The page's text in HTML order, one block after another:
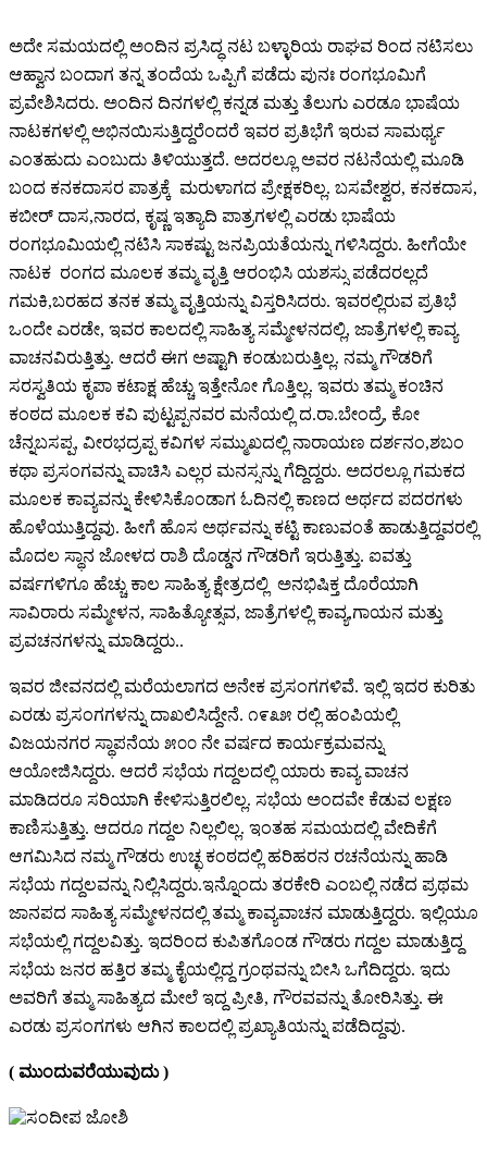
ಅದೇ ಸಮಯದಲ್ಲಿ ಅಂದಿನ ಪ್ರಸಿದ್ಧ ನಟ ಬಳ್ಳಾರಿಯ ರಾಘವ ರಿಂದ ನಟಿಸಲು
ಆಹ್ವಾನ ಬಂದಾಗ ತನ್ನ ತಂದೆಯ ಒಪ್ಪಿಗೆ ಪಡೆದು ಪುನಃ ರಂಗಭೂಮಿಗೆ
ಪ್ರವೇಶಿಸಿದರು. ಅಂದಿನ ದಿನಗಳಲ್ಲಿ ಕನ್ನಡ ಮತ್ತು ತೆಲುಗು ಎರಡೂ ಭಾಷೆಯ
ನಾಟಕಗಳಲ್ಲಿ ಅಭಿನಯಿಸುತ್ತಿದ್ದರೆಂದರೆ ಇವರ ಪ್ರತಿಭೆಗೆ ಇರುವ ಸಾಮರ್ಥ್ಯ
ಎಂತಹುದು ಎಂಬುದು ತಿಳಿಯುತ್ತದೆ. ಅದರಲ್ಲೂ ಅವರ ನಟನೆಯಲ್ಲಿ ಮೂಡಿ
ಬಂದ ಕನಕದಾಸರ ಪಾತ್ರಕ್ಕೆ ಮರುಳಾಗದ ಪ್ರೇಕ್ಷಕರಿಲ್ಲ. ಬಸವೇಶ್ವರ, ಕನಕದಾಸ,
ಕಬೀರ್ ದಾಸ,ನಾರದ, ಕೃಷ್ಣ ಇತ್ಯಾದಿ ಪಾತ್ರಗಳಲ್ಲಿ ಎರಡು ಭಾಷೆಯ
ರಂಗಭೂಮಿಯಲ್ಲಿ ನಟಿಸಿ ಸಾಕಷ್ಟು ಜನಪ್ರಿಯತೆಯನ್ನು ಗಳಿಸಿದ್ದರು. ಹೀಗೆಯೇ
ನಾಟಕ ರಂಗದ ಮೂಲಕ ತಮ್ಮ ವೃತ್ತಿ ಆರಂಭಿಸಿ ಯಶಸ್ಸು ಪಡೆದರಲ್ಲದೆ
ಗಮಕಿ,ಬರಹದ ತನಕ ತಮ್ಮ ವೃತ್ತಿಯನ್ನು ವಿಸ್ತರಿಸಿದರು. ಇವರಲ್ಲಿರುವ ಪ್ರತಿಭೆ
ಒಂದೇ ಎರಡೇ, ಇವರ ಕಾಲದಲ್ಲಿ ಸಾಹಿತ್ಯ ಸಮ್ಮೇಳನದಲ್ಲಿ, ಜಾತ್ರೆಗಳಲ್ಲಿ ಕಾವ್ಯ
ವಾಚನವಿರುತ್ತಿತ್ತು. ಆದರೆ ಈಗ ಅಷ್ಟಾಗಿ ಕಂಡುಬರುತ್ತಿಲ್ಲ. ನಮ್ಮ ಗೌಡರಿಗೆ
ಸರಸ್ವತಿಯ ಕೃಪಾ ಕಟಾಕ್ಷ ಹೆಚ್ಚು ಇತ್ತೇನೋ ಗೊತ್ತಿಲ್ಲ. ಇವರು ತಮ್ಮ ಕಂಚಿನ
ಕಂಠದ ಮೂಲಕ ಕವಿ ಪುಟ್ಟಪ್ಪನವರ ಮನೆಯಲ್ಲಿ ದ.ರಾ.ಬೇಂದ್ರೆ, ಕೋ
ಚೆನ್ನಬಸಪ್ಪ, ವೀರಭದ್ರಪ್ಪ ಕವಿಗಳ ಸಮ್ಮುಖದಲ್ಲಿ ನಾರಾಯಣ ದರ್ಶನಂ,ಶಬಂ
ಕಥಾ ಪ್ರಸಂಗವನ್ನು ವಾಚಿಸಿ ಎಲ್ಲರ ಮನಸ್ಸನ್ನು ಗೆದ್ದಿದ್ದರು. ಅದರಲ್ಲೂ ಗಮಕದ
ಮೂಲಕ ಕಾವ್ಯವನ್ನು ಕೇಳಿಸಿಕೊಂಡಾಗ ಓದಿನಲ್ಲಿ ಕಾಣದ ಅರ್ಥದ ಪದರಗಳು
ಹೊಳೆಯುತ್ತಿದ್ದವು. ಹೀಗೆ ಹೊಸ ಅರ್ಥವನ್ನು ಕಟ್ಟಿ ಕಾಣುವಂತೆ ಹಾಡುತ್ತಿದ್ದವರಲ್ಲಿ
ಮೊದಲ ಸ್ಥಾನ ಜೋಳದ ರಾಶಿ ದೊಡ್ಡನ ಗೌಡರಿಗೆ ಇರುತ್ತಿತ್ತು. ಐವತ್ತು
ವರ್ಷಗಳಿಗೂ ಹೆಚ್ಚು ಕಾಲ ಸಾಹಿತ್ಯ ಕ್ಷೇತ್ರದಲ್ಲಿ ಅನಭಿಷಿಕ್ತ ದೊರೆಯಾಗಿ
ಸಾವಿರಾರು ಸಮ್ಮೇಳನ, ಸಾಹಿತ್ಯೋತ್ಸವ, ಜಾತ್ರೆಗಳಲ್ಲಿ ಕಾವ್ಯ,ಗಾಯನ ಮತ್ತು
ಪ್ರವಚನಗಳನ್ನು ಮಾಡಿದ್ದರು..
ಇವರ ಜೀವನದಲ್ಲಿ ಮರೆಯಲಾಗದ ಅನೇಕ ಪ್ರಸಂಗಗಳಿವೆ. ಇಲ್ಲಿ ಇದರ ಕುರಿತು
ಎರಡು ಪ್ರಸಂಗಗಳನ್ನು ದಾಖಲಿಸಿದ್ದೇನೆ. ೧೯೩೫ ರಲ್ಲಿ ಹಂಪಿಯಲ್ಲಿ
ವಿಜಯನಗರ ಸ್ಥಾಪನೆಯ ೫೦೦ ನೇ ವರ್ಷದ ಕಾರ್ಯಕ್ರಮವನ್ನು
ಆಯೋಜಿಸಿದ್ದರು. ಆದರೆ ಸಭೆಯ ಗದ್ದಲದಲ್ಲಿ ಯಾರು ಕಾವ್ಯ ವಾಚನ
ಮಾಡಿದರೂ ಸರಿಯಾಗಿ ಕೇಳಿಸುತ್ತಿರಲಿಲ್ಲ. ಸಭೆಯ ಅಂದವೇ ಕೆಡುವ ಲಕ್ಷಣ
ಕಾಣಿಸುತ್ತಿತ್ತು. ಆದರೂ ಗದ್ದಲ ನಿಲ್ಲಲಿಲ್ಲ. ಇಂತಹ ಸಮಯದಲ್ಲಿ ವೇದಿಕೆಗೆ
ಆಗಮಿಸಿದ ನಮ್ಮ ಗೌಡರು ಉಚ್ಛ ಕಂಠದಲ್ಲಿ ಹರಿಹರನ ರಚನೆಯನ್ನು ಹಾಡಿ
ಸಭೆಯ ಗದ್ದಲವನ್ನು ನಿಲ್ಲಿಸಿದ್ದರು.ಇನ್ನೊಂದು ತರಕೇರಿ ಎಂಬಲ್ಲಿ ನಡೆದ ಪ್ರಥಮ
ಜಾನಪದ ಸಾಹಿತ್ಯ ಸಮ್ಮೇಳನದಲ್ಲಿ ತಮ್ಮ ಕಾವ್ಯವಾಚನ ಮಾಡುತ್ತಿದ್ದರು. ಇಲ್ಲಿಯೂ
ಸಭೆಯಲ್ಲಿ ಗದ್ದಲವಿತ್ತು. ಇದರಿಂದ ಕುಪಿತಗೊಂಡ ಗೌಡರು ಗದ್ದಲ ಮಾಡುತ್ತಿದ್ದ
ಸಭೆಯ ಜನರ ಹತ್ತಿರ ತಮ್ಮ ಕೈಯಲ್ಲಿದ್ದ ಗ್ರಂಥವನ್ನು ಬೀಸಿ ಒಗೆದಿದ್ದರು. ಇದು
ಅವರಿಗೆ ತಮ್ಮ ಸಾಹಿತ್ಯದ ಮೇಲೆ ಇದ್ದ ಪ್ರೀತಿ, ಗೌರವವನ್ನು ತೋರಿಸಿತ್ತು. ಈ
ಎರಡು ಪ್ರಸಂಗಗಳು ಆಗಿನ ಕಾಲದಲ್ಲಿ ಪ್ರಖ್ಯಾತಿಯನ್ನು ಪಡೆದಿದ್ದವು.
( ಮುಂದುವರೆಯುವುದು )